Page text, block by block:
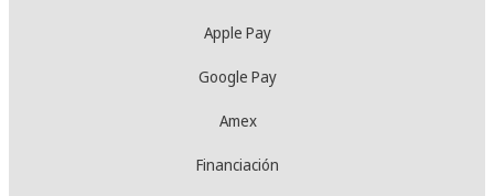
Apple Pay
Google Pay
Amex
Financiación